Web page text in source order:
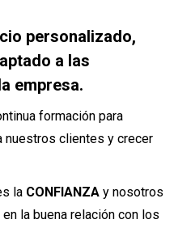
personalizado,
a las
empresa.
formación para
nuestros clientes y crecer
la CONFIANZA y nosotros
la buena relación con los